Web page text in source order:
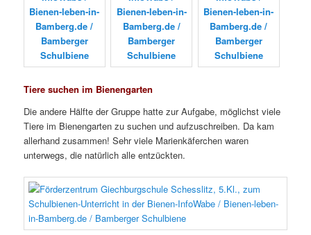
Tiere suchen im Bienengarten
Die andere Hälfte der Gruppe hatte zur Aufgabe, möglichst viele
Tiere im Bienengarten zu suchen und aufzuschreiben. Da kam
allerhand zusammen! Sehr viele Marienkäferchen waren
unterwegs, die natürlich alle entzückten.